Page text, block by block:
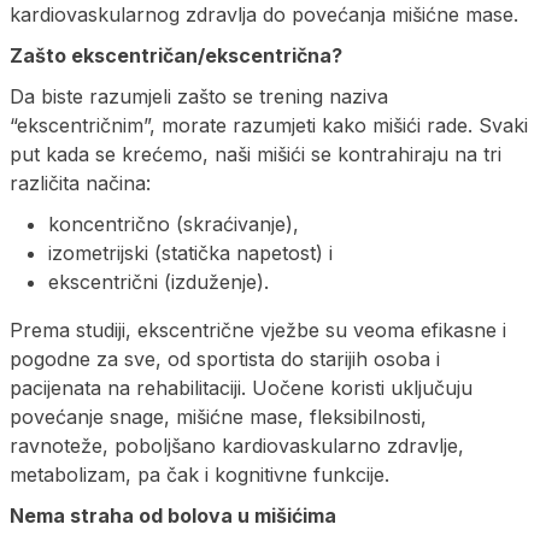
kardiovaskularnog zdravlja do povećanja mišićne mase.
Zašto ekscentričan/ekscentrična?
Da biste razumjeli zašto se trening naziva
“ekscentričnim”, morate razumjeti kako mišići rade. Svaki
put kada se krećemo, naši mišići se kontrahiraju na tri
različita načina:
koncentrično (skraćivanje),
izometrijski (statička napetost) i
ekscentrični (izduženje).
Prema studiji, ekscentrične vježbe su veoma efikasne i
pogodne za sve, od sportista do starijih osoba i
pacijenata na rehabilitaciji. Uočene koristi uključuju
povećanje snage, mišićne mase, fleksibilnosti,
ravnoteže, poboljšano kardiovaskularno zdravlje,
metabolizam, pa čak i kognitivne funkcije.
Nema straha od bolova u mišićima